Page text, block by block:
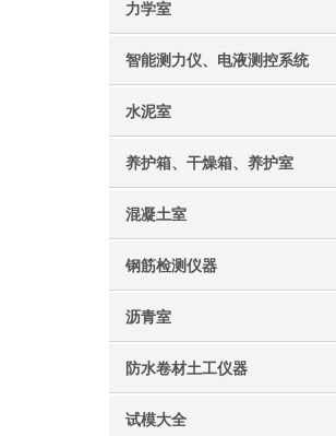
力学室
智能测力仪、电液测控系统
水泥室
养护箱、干燥箱、养护室
混凝土室
钢筋检测仪器
沥青室
防水卷材土工仪器
试模大全